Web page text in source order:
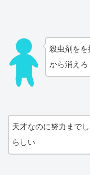
殺虫剤をを
から消えろ
天才なのに努力まで
らしい